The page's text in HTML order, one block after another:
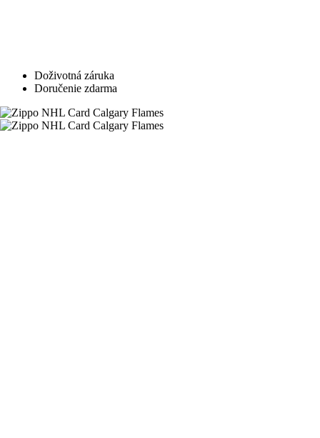
Doživotná záruka
Doručenie zdarma